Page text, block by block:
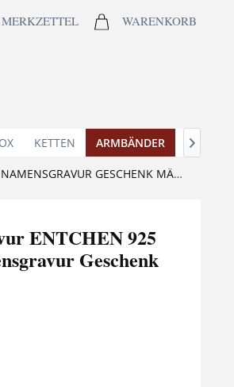
MERKZETTEL WARENKORB
KETTEN ARMBÄNDER 
KINDERARMBAND MIT GRAVUR ENTCHEN 925 SILBERARMBAND MIT NAMENSGRAVUR GESCHENK MÄDCHEN
ENTCHEN 925
Geschenk